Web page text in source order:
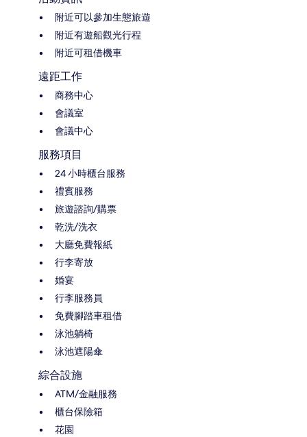
附近可以參加生態旅遊
附近有遊船觀光行程
附近可租借機車
遠距工作
商務中心
會議室
會議中心
服務項目
24 小時櫃台服務
禮賓服務
旅遊諮詢/購票
乾洗/洗衣
大廳免費報紙
行李寄放
婚宴
行李服務員
免費腳踏車租借
泳池躺椅
泳池遮陽傘
綜合設施
ATM/金融服務
櫃台保險箱
花園